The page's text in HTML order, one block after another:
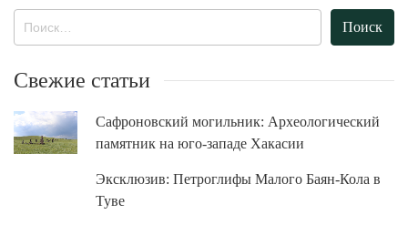
Свежие статьи
Сафроновский могильник: Археологический
памятник на юго-западе Хакасии
Эксклюзив: Петроглифы Малого Баян-Кола в
Туве